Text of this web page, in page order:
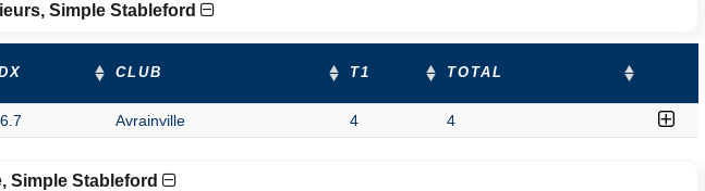
Simple Stableford
CLUB T1 TOTAL
Avrainville 4 4
Simple Stableford